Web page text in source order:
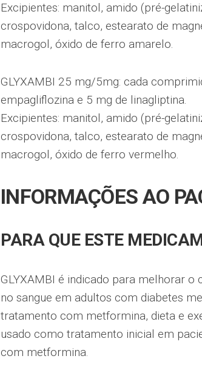
Excipientes: manitol, amido (pré-
crospovidona, talco, estearato de
macrogol, óxido de ferro amarelo.
GLYXAMBI 25 mg/5mg: cada
empagliflozina e 5 mg de linagliptina.
Excipientes: manitol, amido (pré-
crospovidona, talco, estearato de
macrogol, óxido de ferro vermelho.
INFORMAÇÕES AO
PARA QUE ESTE
GLYXAMBI é indicado para melhorar
no sangue em adultos com diabetes
tratamento com metformina, dieta e
usado como tratamento inicial em
com metformina.